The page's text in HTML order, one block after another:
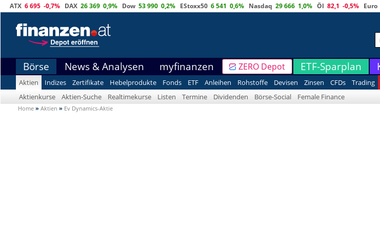
ATX 6 695 -0,7% DAX 26 369 0,9% Dow 53 990 0,2% EStoxx50 6 541 0,6% Nasdaq 29 666 1,0% Öl 82,1 -0,5% Euro
Börse News & Analysen myfinanzen ZERO Depot ETF-Sparplan
Aktien Indizes Zertifikate Hebelprodukte Fonds ETF Anleihen Rohstoffe Devisen Zinsen CFDs Trading
Aktienkurse
Aktien-Suche Realtimekurse Listen Termine Dividenden Börse-Social Female Finance
Home » Aktien » Ev Dynamics-Aktie